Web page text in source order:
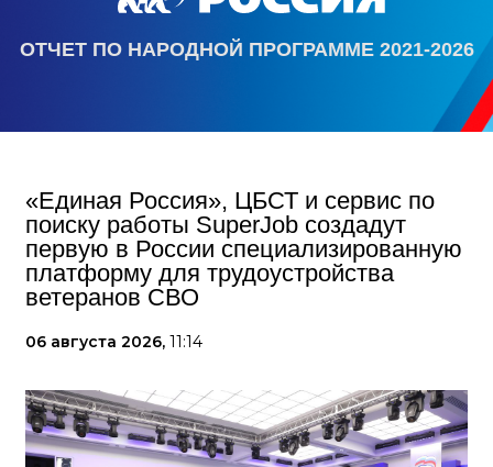
ОТЧЕТ ПО НАРОДНОЙ ПРОГРАММЕ 2021-2026
«Единая Россия», ЦБСТ и сервис по
поиску работы SuperJob создадут
первую в России специализированную
платформу для трудоустройства
ветеранов СВО
06 августа 2026, 11:14